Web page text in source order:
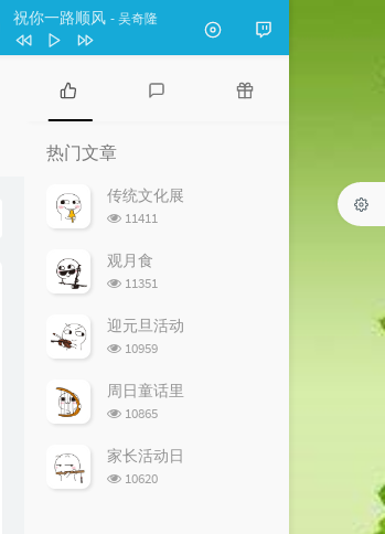
祝你一路顺风 - 吴奇隆
祝你一路顺风
三角洲行动
回忆里的那个人 cover 李行亮
热
门
文
论
热门文章
传统文化展
浏
次
数:
11411
观月食
浏
次
数:
11351
迎元旦活动
浏
次
数:
10959
周日童话里
浏
次
数:
10865
家长活动日
浏
10620